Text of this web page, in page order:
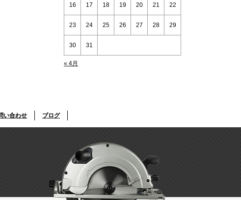
« 4月
16 17 18 19 20 21 22
23 24 25 26 27 28 29
30 31
い合わせ ブログ